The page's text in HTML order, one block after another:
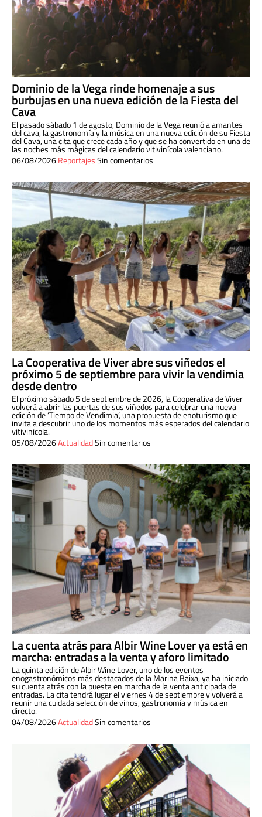
Dominio de la Vega rinde homenaje a sus
burbujas en una nueva edición de la Fiesta del
Cava
El pasado sábado 1 de agosto, Dominio de la Vega reunió a amantes
del cava, la gastronomía y la música en una nueva edición de su Fiesta
del Cava, una cita que crece cada año y que se ha convertido en una de
las noches más mágicas del calendario vitivinícola valenciano.
06/08/2026ReportajesSin comentarios
La Cooperativa de Viver abre sus viñedos el
próximo 5 de septiembre para vivir la vendimia
desde dentro
El próximo sábado 5 de septiembre de 2026, la Cooperativa de Viver
volverá a abrir las puertas de sus viñedos para celebrar una nueva
edición de ‘Tiempo de Vendimia’, una propuesta de enoturismo que
invita a descubrir uno de los momentos más esperados del calendario
vitivinícola.
05/08/2026ActualidadSin comentarios
La cuenta atrás para Albir Wine Lover ya está en
marcha: entradas a la venta y aforo limitado
La quinta edición de Albir Wine Lover, uno de los eventos
enogastronómicos más destacados de la Marina Baixa, ya ha iniciado
su cuenta atrás con la puesta en marcha de la venta anticipada de
entradas. La cita tendrá lugar el viernes 4 de septiembre y volverá a
reunir una cuidada selección de vinos, gastronomía y música en
directo.
04/08/2026ActualidadSin comentarios